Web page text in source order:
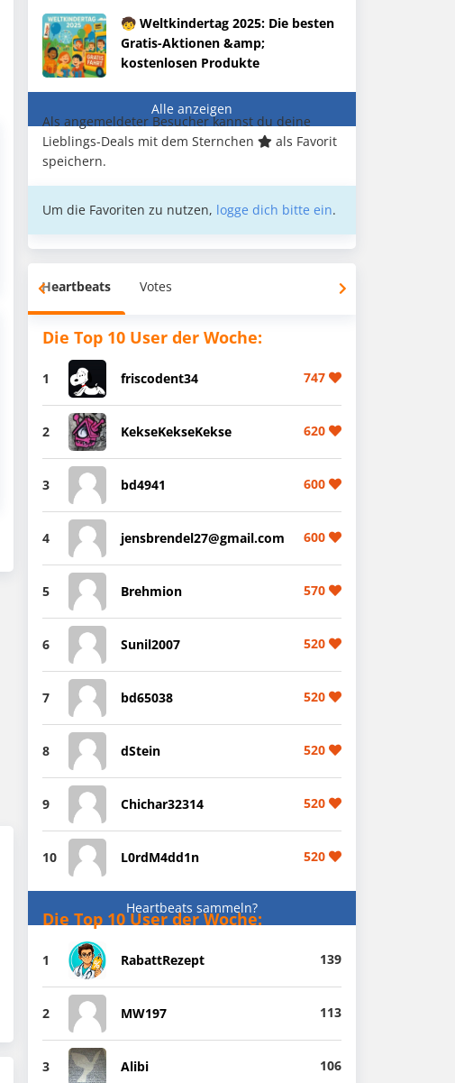
🧒 Weltkindertag 2025: Die besten
Gratis-Aktionen &amp;
kostenlosen Produkte
Alle anzeigen
Als angemeldeter Besucher kannst du deine
Lieblings-Deals mit dem Sternchen
als Favorit
speichern.
Um die Favoriten zu nutzen, logge dich bitte ein.
Heartbeats Votes
Die Top 10 User der Woche:
1 friscodent34 747
2 KekseKekseKekse 620
3 bd4941 600
4 jensbrendel27@gmail.com 600
5 Brehmion 570
6 Sunil2007 520
7 bd65038 520
8 dStein 520
9 Chichar32314 520
10 L0rdM4dd1n 520
Heartbeats sammeln?
Die Top 10 User der Woche:
1 RabattRezept 139
2 MW197 113
3 Alibi 106